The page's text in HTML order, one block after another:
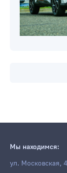
Мы находимся:
ул. Московская,